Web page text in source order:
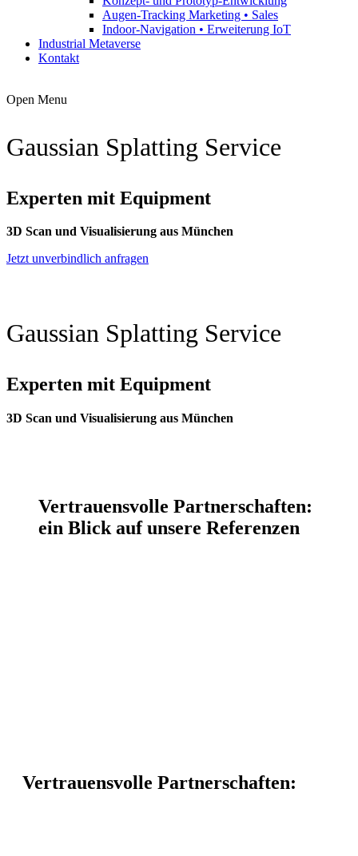
Augen-Tracking Marketing • Sales
Indoor-Navigation • Erweiterung IoT
Industrial Metaverse
Kontakt
Open Menu
Gaussian Splatting Service
Experten mit Equipment
3D Scan und Visualisierung aus München
Jetzt unverbindlich anfragen
Gaussian Splatting Service
Experten mit Equipment
3D Scan und Visualisierung aus München
Vertrauensvolle Partnerschaften:
ein Blick auf unsere Referenzen
Vertrauensvolle Partnerschaften: